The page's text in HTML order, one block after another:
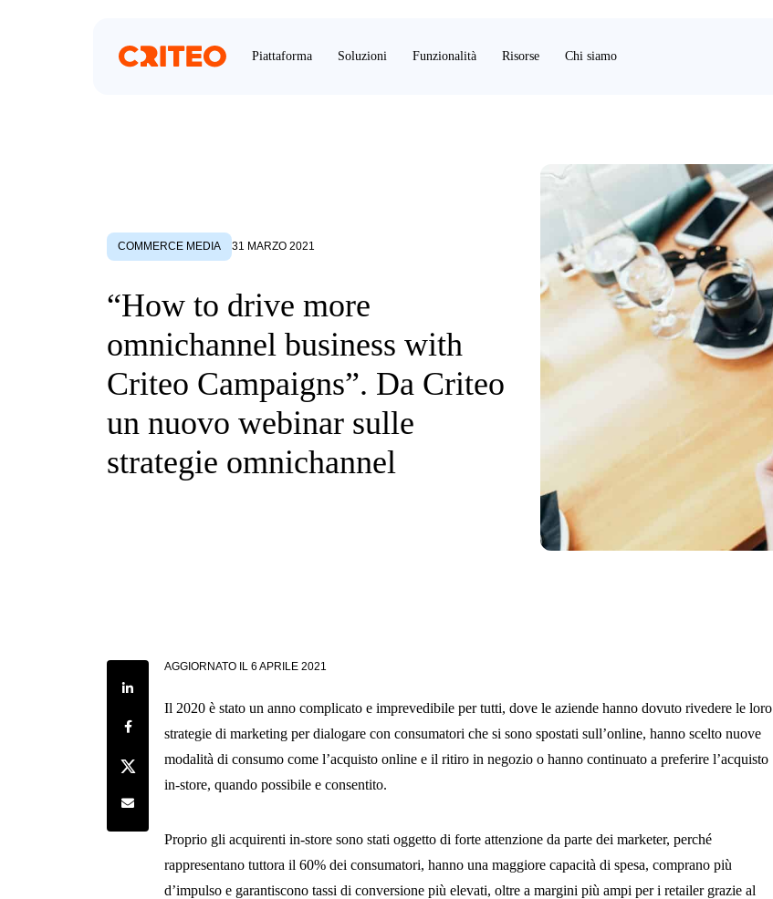
Piattaforma Soluzioni Funzionalità Risorse Chi siamo
COMMERCE MEDIA 31 MARZO 2021
“How to drive more
omnichannel business with
Criteo Campaigns”. Da Criteo
un nuovo webinar sulle
strategie omnichannel
Share on LinkedIn
Share on Facebook
Share on Twitter
Share by e-mail
AGGIORNATO IL 6 APRILE 2021
Il 2020 è stato un anno complicato e imprevedibile per tutti, dove le aziende hanno dovuto rivedere le loro
strategie di marketing per dialogare con consumatori che si sono spostati sull’online, hanno scelto nuove
modalità di consumo come l’acquisto online e il ritiro in negozio o hanno continuato a preferire l’acquisto
in-store, quando possibile e consentito.
Proprio gli acquirenti in-store sono stati oggetto di forte attenzione da parte dei marketer, perché
rappresentano tuttora il 60% dei consumatori, hanno una maggiore capacità di spesa, comprano più
d’impulso e garantiscono tassi di conversione più elevati, oltre a margini più ampi per i retailer grazie al